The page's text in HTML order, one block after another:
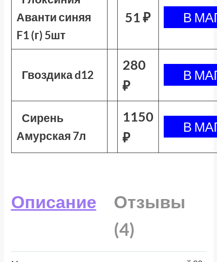
Аванти синяя
F1 (г) 5шт
51 ₽
Гвоздика d12
280
₽
Сирень
Амурская 7л
1150
₽
Описание
Отзывы
(4)